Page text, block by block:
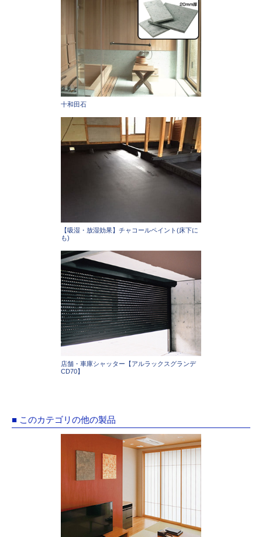
十和田石
【吸湿・放湿効果】チャコールペイント(床下に
も)
店舗・車庫シャッター【アルラックスグランデ
CD70】
■ このカテゴリの他の製品